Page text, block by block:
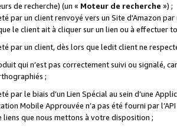
de recherche) (un « Moteur de recherche ») ;
par un client renvoyé vers un Site d'Amazon
le client ait à cliquer sur un lien ou à
par un client, dès lors que ledit client ne
qui n’est pas correctement suivi ou signalé,
;
par le biais d’un Lien Spécial au sein d’une
Mobile Approuvée n’a pas été fourni par
que nous mettons à votre disposition ;